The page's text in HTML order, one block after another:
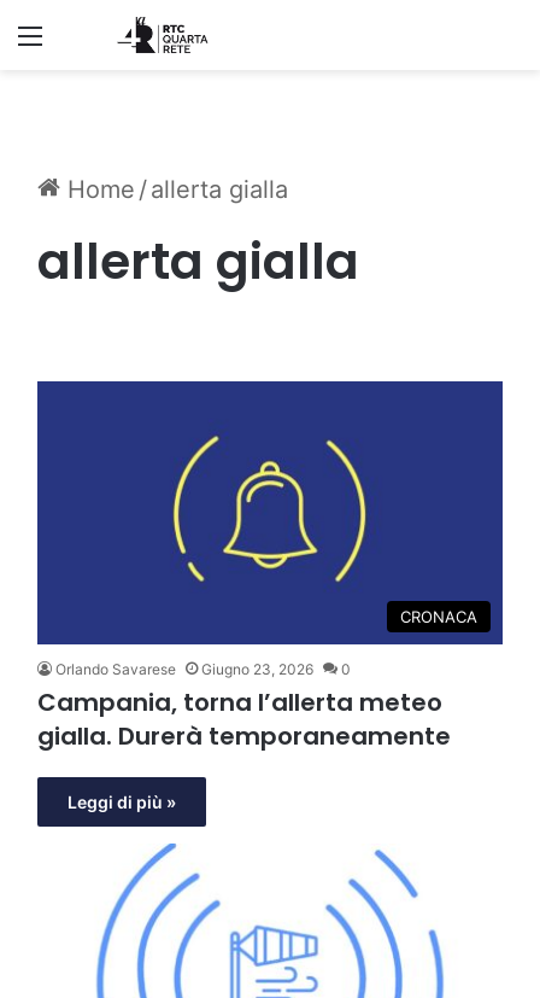
Home /allerta gialla
allerta gialla
CRONACA
Orlando Savarese Giugno 23, 2026 0
Campania, torna l’allerta meteo
gialla. Durerà temporaneamente
Leggi di più »